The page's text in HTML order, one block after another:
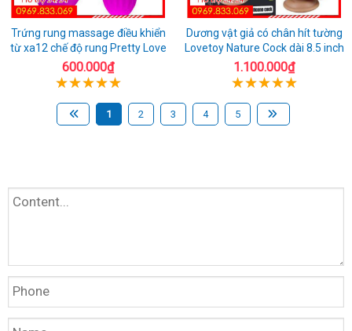
Trứng rung massage điều khiển
từ xa12 chế độ rung Pretty Love
600.000₫
Dương vật giả có chân hít tường
Lovetoy Nature Cock dài 8.5 inch
1.100.000₫
1 2 3 4 5